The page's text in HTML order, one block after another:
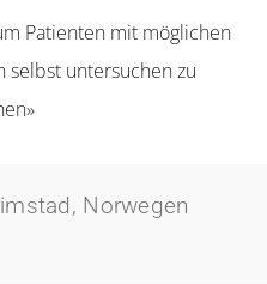
Patienten mit möglichen
selbst untersuchen zu
Norwegen